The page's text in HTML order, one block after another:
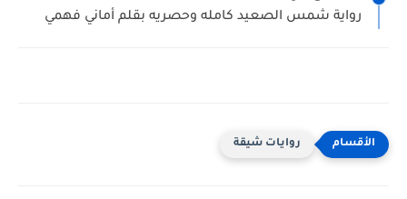
رواية شمس الصعيد كامله وحصريه بقلم أماني فهمي
روايات شيقة